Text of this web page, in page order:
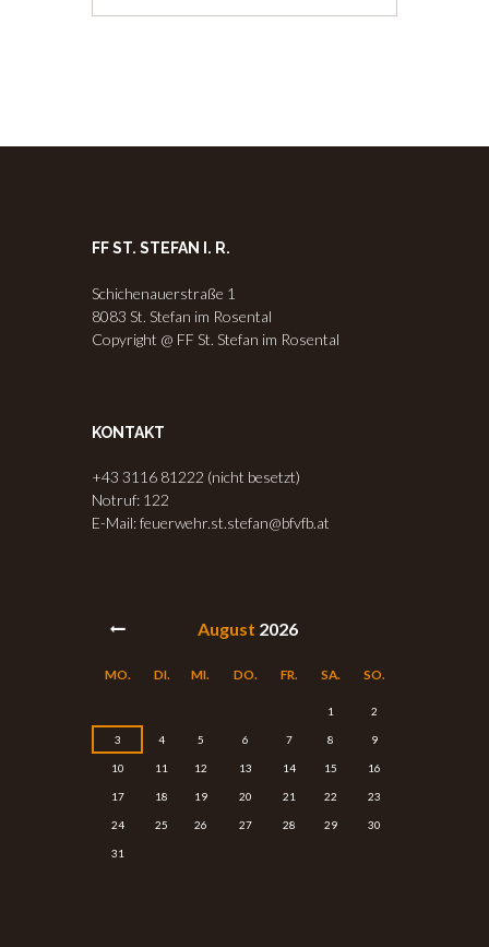
FF ST. STEFAN I. R.
Schichenauerstraße 1
8083 St. Stefan im Rosental
Copyright @ FF St. Stefan im Rosental
KONTAKT
+43 3116 81222 (nicht besetzt)
Notruf: 122
E-Mail: feuerwehr.st.stefan@bfvfb.at
August 2026
MO. DI. MI. DO. FR. SA. SO.
1 2
3 4 5 6 7 8 9
10 11 12 13 14 15 16
17 18 19 20 21 22 23
24 25 26 27 28 29 30
31